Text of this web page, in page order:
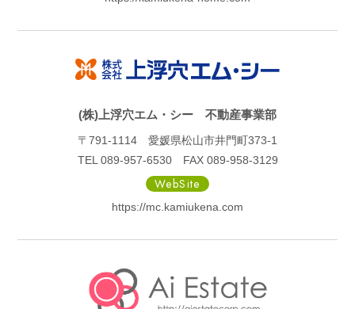
(株)上浮穴エム・シー 不動産事業部
〒791-1114 愛媛県松山市井門町373-1
TEL 089-957-6530 FAX 089-958-3129
WebSite
https://mc.kamiukena.com